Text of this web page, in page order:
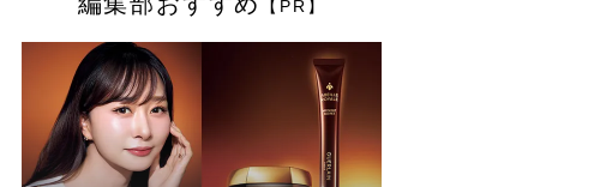
【PR】